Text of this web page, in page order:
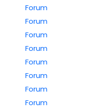
Forum
Forum
Forum
Forum
Forum
Forum
Forum
Forum